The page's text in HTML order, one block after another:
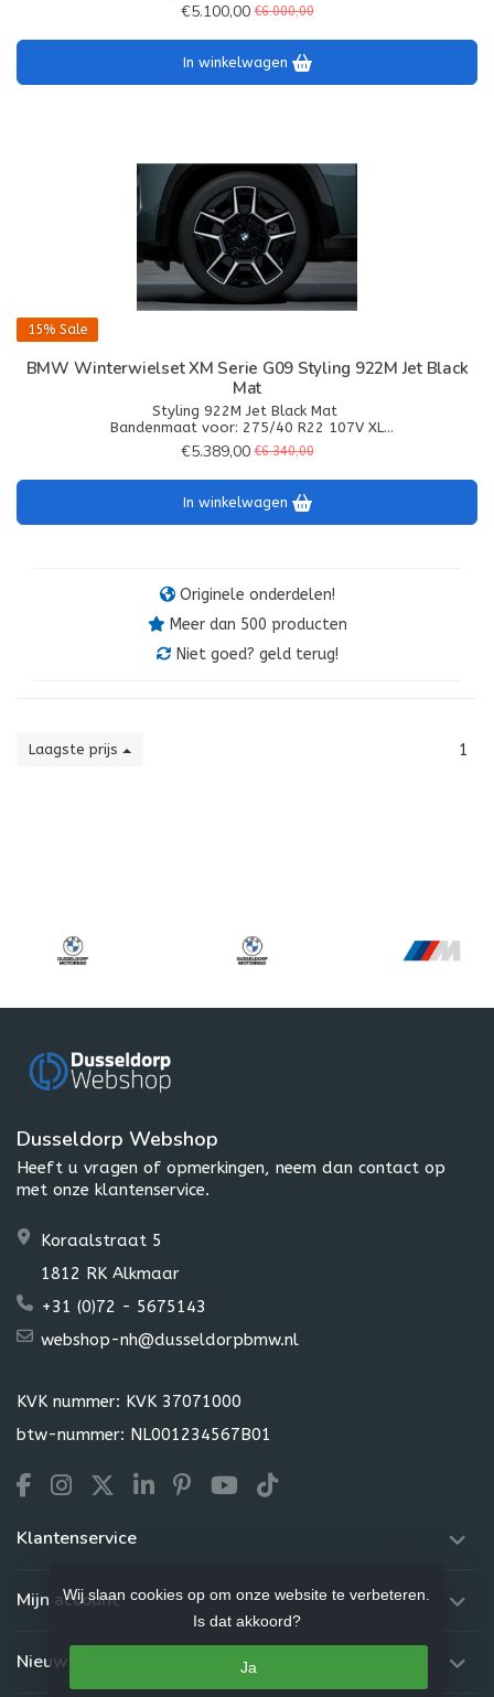
€5.100,00 €6.000,00
In winkelwagen
15% Sale
BMW Winterwielset XM Serie G09 Styling 922M Jet Black
Mat
Styling 922M Jet Black Mat
Bandenmaat voor: 275/40 R22 107V XL
Bandenmaat achter: 315/35 R22 111V XL
Banden: Pirelli Scorpion Winter
€5.389,00 €6.340,00
In winkelwagen
Originele onderdelen!
Meer dan 500 producten
Niet goed? geld terug!
Laagste prijs 1
Dusseldorp Webshop
Heeft u vragen of opmerkingen, neem dan contact op
met onze klantenservice.
Koraalstraat 5
1812 RK Alkmaar
+31 (0)72 - 5675143
webshop-nh@dusseldorpbmw.nl
KVK nummer: KVK 37071000
btw-nummer: NL001234567B01
Klantenservice
Mijn account
Nieuwsbrief
Wij slaan cookies op om onze website te verbeteren.
Is dat akkoord?
Ja